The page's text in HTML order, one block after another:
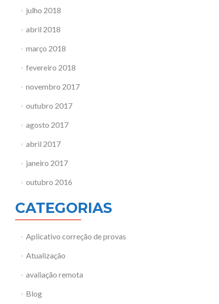
julho 2018
abril 2018
março 2018
fevereiro 2018
novembro 2017
outubro 2017
agosto 2017
abril 2017
janeiro 2017
outubro 2016
CATEGORIAS
Aplicativo correção de provas
Atualização
avaliação remota
Blog